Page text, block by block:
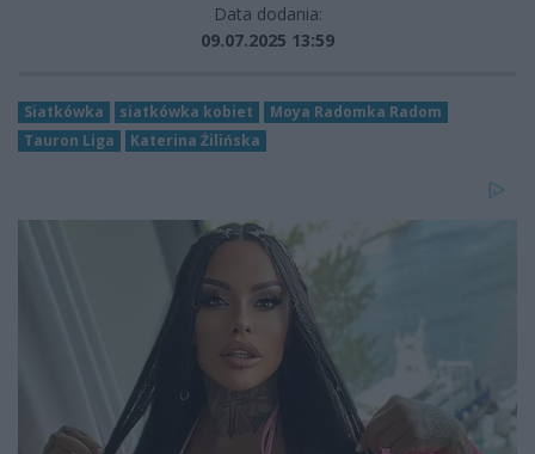
Data dodania:
09.07.2025 13:59
Siatkówka siatkówka kobiet
Moya Radomka Radom
Tauron Liga
Katerina Żilińska